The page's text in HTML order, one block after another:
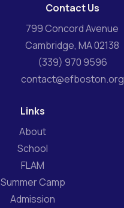
Contact Us
799 Concord Avenue
Cambridge, MA 02138
(339) 970 9596
contact@efboston.org
Links
About
School
FLAM
Summer Camp
Admission